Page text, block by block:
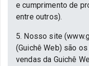
e cumprimento de
entre outros).
5. Nosso site
(Guichê Web) são
vendas da Guichê